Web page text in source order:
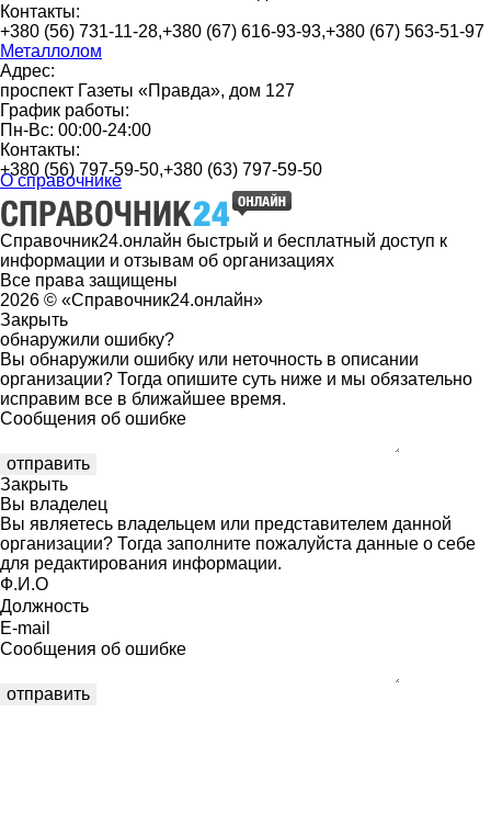
Контакты:
+380 (56) 731-11-28,+380 (67) 616-93-93,+380 (67) 563-51-97
Металлолом
Адрес:
проспект Газеты «Правда», дом 127
График работы:
Пн-Вс: 00:00-24:00
Контакты:
+380 (56) 797-59-50,+380 (63) 797-59-50
О справочнике
Справочник24.онлайн быстрый и бесплатный доступ к
информации и отзывам об организациях
Все права защищены
2026 © «Справочник24.онлайн»
Закрыть
обнаружили ошибку?
Вы обнаружили ошибку или неточность в описании
организации? Тогда опишите суть ниже и мы обязательно
исправим все в ближайшее время.
Сообщения об ошибке
Закрыть
Вы владелец
Вы являетесь владельцем или представителем данной
организации? Тогда заполните пожалуйста данные о себе
для редактирования информации.
Ф.И.О
Должность
E-mail
Сообщения об ошибке